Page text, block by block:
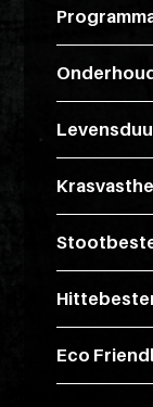
Eco